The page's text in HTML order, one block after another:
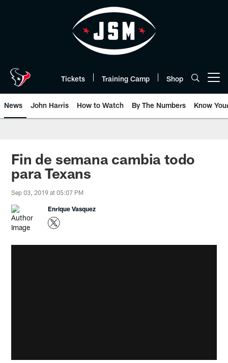
Tickets Training Camp Shop
News John Harris How to Watch By The Numbers Know
Fin de semana cambia todo
para Texans
Sep 03, 2019 at 05:07 PM
Enrique Vasquez